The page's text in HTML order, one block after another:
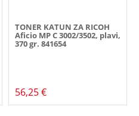
TONER KATUN ZA RICOH
Aficio MP C 3002/3502, plavi,
370 gr. 841654
56,25 €